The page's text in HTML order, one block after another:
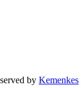
by Kemenkes